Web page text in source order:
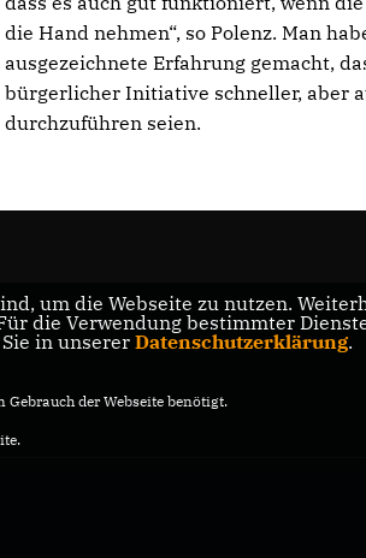
die Hand nehmen“, so Polenz. Man
ausgezeichnete Erfahrung gemacht,
bürgerlicher Initiative schneller, aber
durchzuführen seien.
um die Webseite zu nutzen.
die Verwendung bestimmter
in unserer Datenschutzerklärung.
der Webseite benötigt.